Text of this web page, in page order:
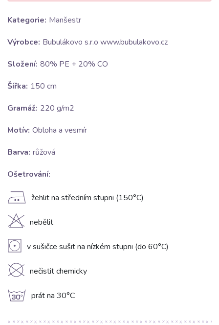
Kategorie: Manšestr
Výrobce: Bubulákovo s.r.o www.bubulakovo.cz
Složení: 80% PE + 20% CO
Šířka: 150 cm
Gramáž: 220 g/m2
Motív: Obloha a vesmír
Barva: růžová
Ošetrování:
E žehlit na středním stupni (150°C)
H nebělit
V v sušičce sušit na nízkém stupni (do 60°C)
K nečistit chemicky
g prát na 30°C